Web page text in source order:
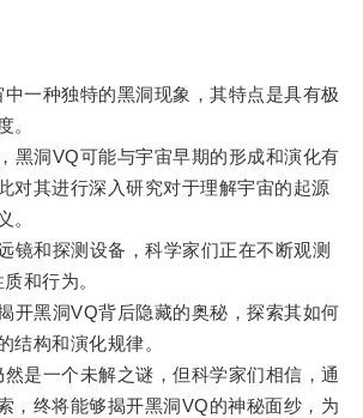
种独特的黑洞现象，其特点是具有极
。
洞VQ可能与宇宙早期的形成和演化有
对其进行深入研究对于理解宇宙的起源
。
和探测设备，科学家们正在不断观测
和行为。
黑洞VQ背后隐藏的奥秘，探索其如何
结构和演化规律。
一个未解之谜，但科学家们相信，通
，终将能够揭开黑洞VQ的神秘面纱，为